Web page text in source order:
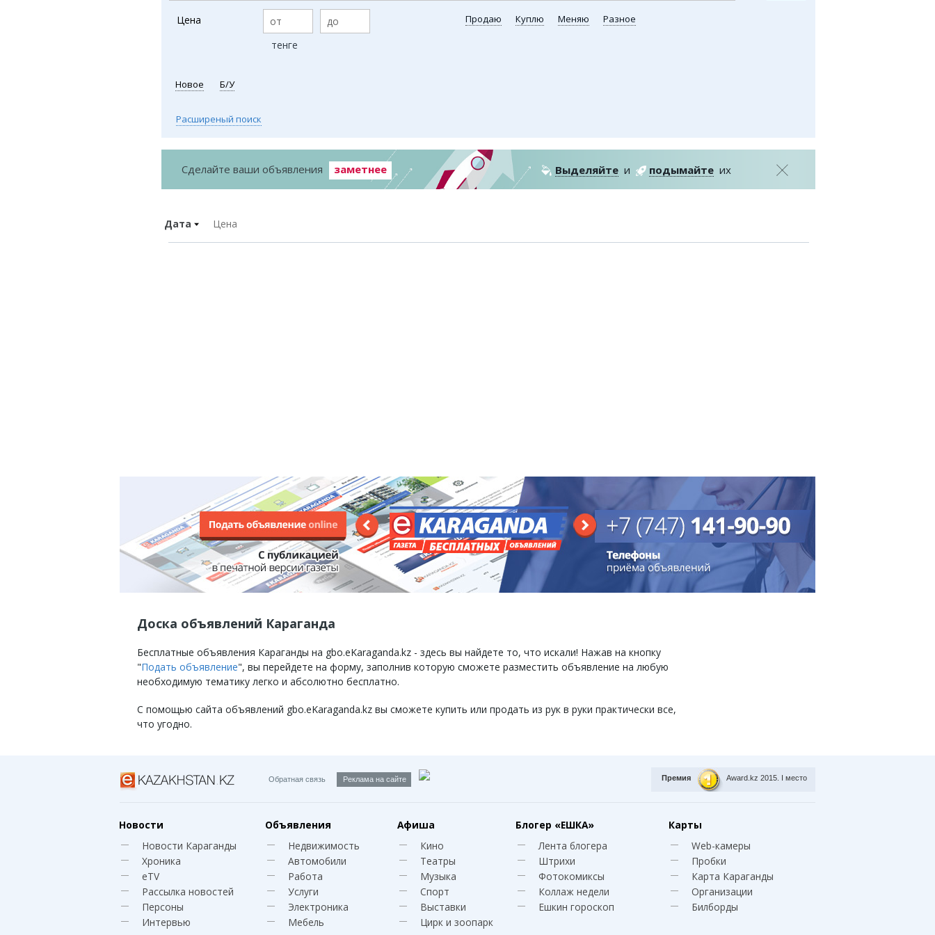
Коллаж недели
Ешкин гороскоп
Мой участковый
Цена
тенге
Продаю Куплю Меняю Разное
Новое Б/У
Расширеный поиск
Сделайте ваши объявления заметнее Выделяйте и подымайте их
Дата Цена
Доска объявлений Караганда
Бесплатные объявления Караганды на gbo.eKaraganda.kz - здесь вы найдете то, что искали! Нажав на кнопку
"Подать объявление", вы перейдете на форму, заполнив которую сможете разместить объявление на любую
необходимую тематику легко и абсолютно бесплатно.
С помощью сайта объявлений gbo.eKaraganda.kz вы сможете купить или продать из рук в руки практически все,
что угодно.
Обратная связь Реклама на сайте Премия Award.kz 2015. I место
Новости
Новости Караганды
Хроника
eTV
Рассылка новостей
Персоны
Интервью
Объявления
Недвижимость
Автомобили
Работа
Услуги
Электроника
Мебель
Афиша
Кино
Театры
Музыка
Спорт
Выставки
Цирк и зоопарк
Блогер «ЕШКА»
Лента блогера
Штрихи
Фотокомиксы
Коллаж недели
Ешкин гороскоп
Карты
Web-камеры
Пробки
Карта Караганды
Организации
Билборды